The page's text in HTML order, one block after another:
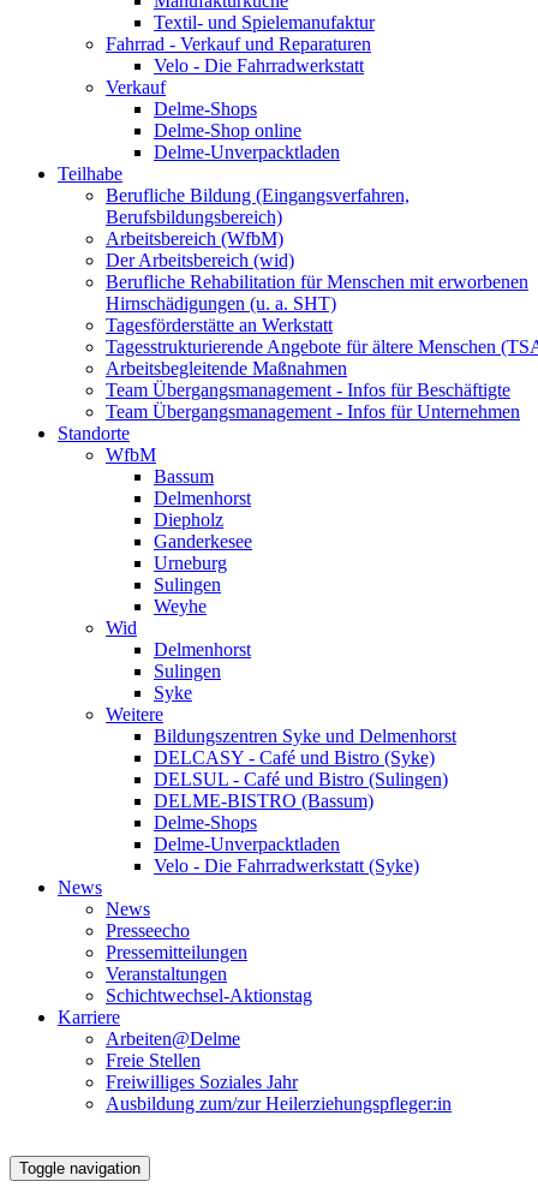
Textil- und Spielemanufaktur
Fahrrad - Verkauf und Reparaturen
Velo - Die Fahrradwerkstatt
Verkauf
Delme-Shops
Delme-Shop online
Delme-Unverpacktladen
Teilhabe
Berufliche Bildung (Eingangsverfahren,
Berufsbildungsbereich)
Arbeitsbereich (WfbM)
Der Arbeitsbereich (wid)
Berufliche Rehabilitation für Menschen mit erworbenen
Hirnschädigungen (u. a. SHT)
Tagesförderstätte an Werkstatt
Tagesstrukturierende Angebote für ältere Menschen
Arbeitsbegleitende Maßnahmen
Team Übergangsmanagement - Infos für Beschäftigte
Team Übergangsmanagement - Infos für Unternehmen
Standorte
WfbM
Bassum
Delmenhorst
Diepholz
Ganderkesee
Urneburg
Sulingen
Weyhe
Wid
Delmenhorst
Sulingen
Syke
Weitere
Bildungszentren Syke und Delmenhorst
DELCASY - Café und Bistro (Syke)
DELSUL - Café und Bistro (Sulingen)
DELME-BISTRO (Bassum)
Delme-Shops
Delme-Unverpacktladen
Velo - Die Fahrradwerkstatt (Syke)
News
News
Presseecho
Pressemitteilungen
Veranstaltungen
Schichtwechsel-Aktionstag
Karriere
Arbeiten@Delme
Freie Stellen
Freiwilliges Soziales Jahr
Ausbildung zum/zur Heilerziehungspfleger:in
Toggle navigation